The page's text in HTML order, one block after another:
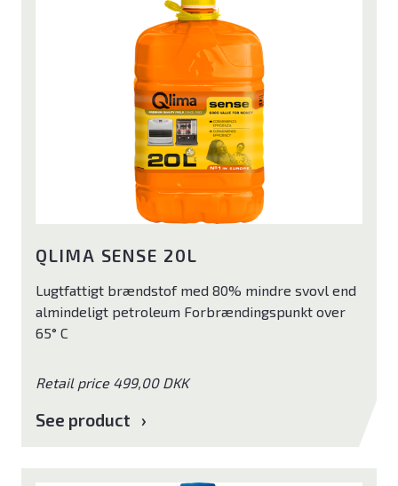
QLIMA SENSE 20L
Lugtfattigt brændstof med 80% mindre svovl end
almindeligt petroleum Forbrændingspunkt over
65° C
Retail price 499,00 DKK
See product